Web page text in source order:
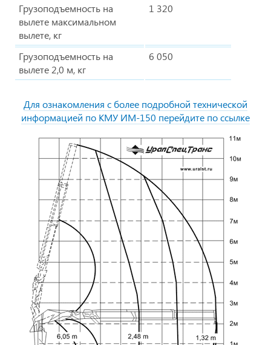
Грузоподъемность на
вылете максимальном
вылете, кг
1 320
Грузоподъемность на
вылете 2,0 м, кг
6 050
Для ознакомления с более подробной технической
информацией по КМУ ИМ-150 перейдите по ссылке